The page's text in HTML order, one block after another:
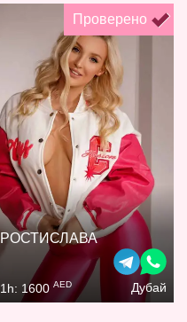
Проверено
РОСТИСЛАВА
1h: 1600 AED Дубай